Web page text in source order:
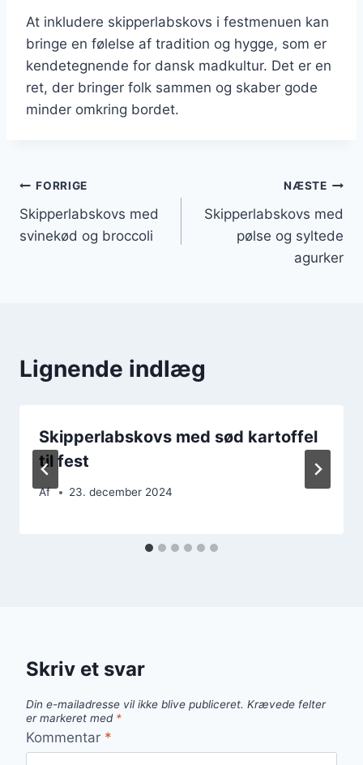
At inkludere skipperlabskovs i festmenuen kan
bringe en følelse af tradition og hygge, som er
kendetegnende for dansk madkultur. Det er en
ret, der bringer folk sammen og skaber gode
minder omkring bordet.
Indlægsnavigation
FORRIGE
Skipperlabskovs med
svinekød og broccoli
NÆSTE
Skipperlabskovs med
pølse og syltede
agurker
Lignende indlæg
Skipperlabskovs med sød kartoffel
til fest
Af 23. december 2024
Skriv et svar
Din e-mailadresse vil ikke blive publiceret. Krævede felter
er markeret med *
Kommentar *